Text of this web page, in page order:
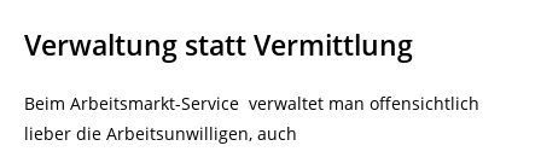
Verwaltung statt Vermittlung
Beim Arbeitsmarkt-Service verwaltet man offensichtlich
lieber die Arbeitsunwilligen, auch